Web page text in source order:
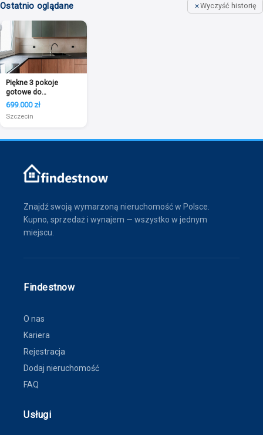
Ostatnio oglądane Wyczyść historię
Piękne 3 pokoje
gotowe do
zamieszkania
699.000 zł
Szczecin
Znajdź swoją wymarzoną nieruchomość w Polsce.
Kupno, sprzedaż i wynajem — wszystko w jednym
miejscu.
Findestnow
O nas
Kariera
Rejestracja
Dodaj nieruchomość
FAQ
Usługi